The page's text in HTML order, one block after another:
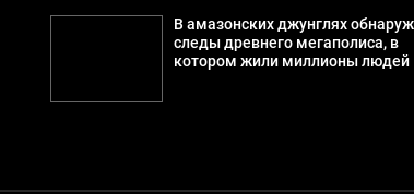
В амазонских джунглях
следы древнего мегаполиса, в
котором жили миллионы людей